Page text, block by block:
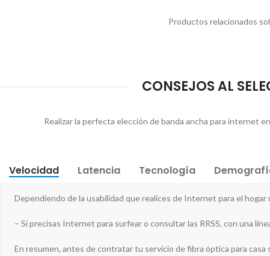
Productos relacionados
CONSEJOS AL
Realizar la perfecta elección de banda ancha para internet
Velocidad Latencia Tecnología
Dependiendo de la usabilidad que realices de Internet para el
– Si precisas Internet para surfear o consultar las RRSS, con una
En resumen, antes de contratar tu servicio de fibra óptica para casa